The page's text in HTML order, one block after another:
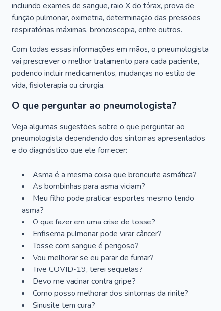
incluindo exames de sangue, raio X do tórax, prova de
função pulmonar, oximetria, determinação das pressões
respiratórias máximas, broncoscopia, entre outros.
Com todas essas informações em mãos, o pneumologista
vai prescrever o melhor tratamento para cada paciente,
podendo incluir medicamentos, mudanças no estilo de
vida, fisioterapia ou cirurgia.
O que perguntar ao pneumologista?
Veja algumas sugestões sobre o que perguntar ao
pneumologista dependendo dos sintomas apresentados
e do diagnóstico que ele fornecer:
Asma é a mesma coisa que bronquite asmática?
As bombinhas para asma viciam?
Meu filho pode praticar esportes mesmo tendo
asma?
O que fazer em uma crise de tosse?
Enfisema pulmonar pode virar câncer?
Tosse com sangue é perigoso?
Vou melhorar se eu parar de fumar?
Tive COVID-19, terei sequelas?
Devo me vacinar contra gripe?
Como posso melhorar dos sintomas da rinite?
Sinusite tem cura?